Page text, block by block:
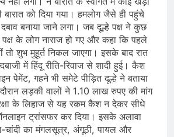
बारात को दिया गया। हमलोग जैसे ही पहुंचे
बनाया जाने लगा। जब दूल्हे पक्ष ने कुछ
के लोग नाराज हो गए और कहा कि पहले
तो शुभ मुहूर्त निकल जाएगा। इसके बाद रात
में हिंदू रीति-रिवाज से शादी हुई। कैश
पेमेंट, गहने भी समेटे पीड़ित दूल्हे ने बताया
लड़की वालों ने 1.10 लाख रुपए की मांग
के लिहाज से यह रकम कैश न देकर सीधे
ट्रांसफर कर दिया। इसके अलावा
चांदी का मंगलसूत्र, अंगूठी, पायल और